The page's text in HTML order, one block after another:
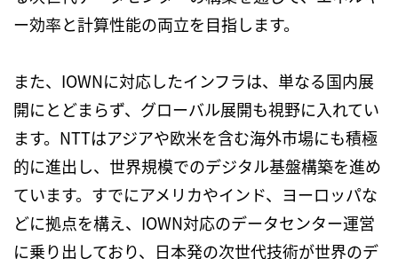
ー効率と計算性能の両立を目指します。
また、 IOWNに対応したインフラは、単なる国内展
開にとどまらず、グローバル展開も視野に入れてい
ます。 NTTはアジアや欧米を含む海外市場にも積極
的に進出し、世界規模でのデジタル基盤構築を進め
ています。すでにアメリカやインド、ヨーロッパな
どに拠点を構え、 IOWN対応のデータセンター運営
に乗り出しており、日本発の次世代技術が世界のデ